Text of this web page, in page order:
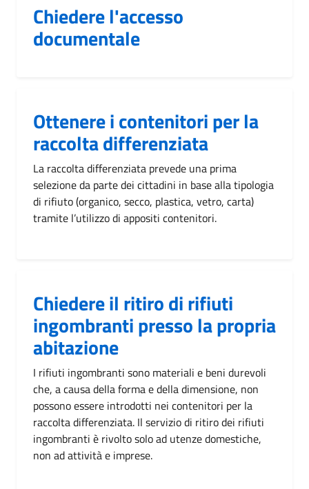
Chiedere l'accesso
documentale
Ottenere i contenitori per la
raccolta differenziata
La raccolta differenziata prevede una prima
selezione da parte dei cittadini in base alla tipologia
di rifiuto (organico, secco, plastica, vetro, carta)
tramite l’utilizzo di appositi contenitori.
Chiedere il ritiro di rifiuti
ingombranti presso la propria
abitazione
I rifiuti ingombranti sono materiali e beni durevoli
che, a causa della forma e della dimensione, non
possono essere introdotti nei contenitori per la
raccolta differenziata. Il servizio di ritiro dei rifiuti
ingombranti è rivolto solo ad utenze domestiche,
non ad attività e imprese.